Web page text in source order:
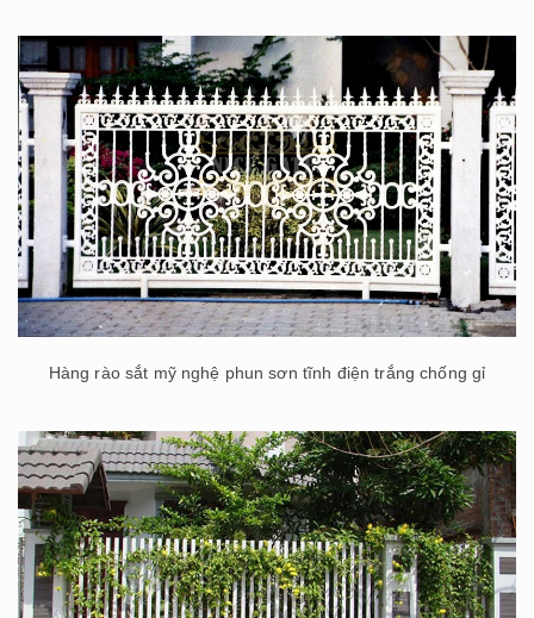
Hàng rào sắt mỹ nghệ phun sơn tĩnh điện trắng chống gỉ